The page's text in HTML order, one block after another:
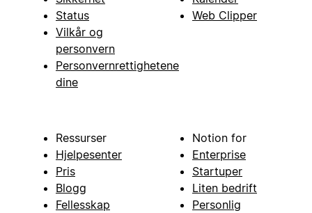
Status
Vilkår og
personvern
Personvernrettighetene
dine
Web Clipper
Ressurser
Hjelpesenter
Pris
Blogg
Fellesskap
Notion for
Enterprise
Startuper
Liten bedrift
Personlig